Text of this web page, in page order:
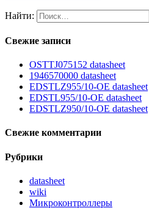
Найти:
Свежие записи
OSTTJ075152 datasheet
1946570000 datasheet
EDSTLZ955/10-OE datasheet
EDSTL955/10-OE datasheet
EDSTLZ950/10-OE datasheet
Свежие комментарии
Рубрики
datasheet
wiki
Микроконтроллеры